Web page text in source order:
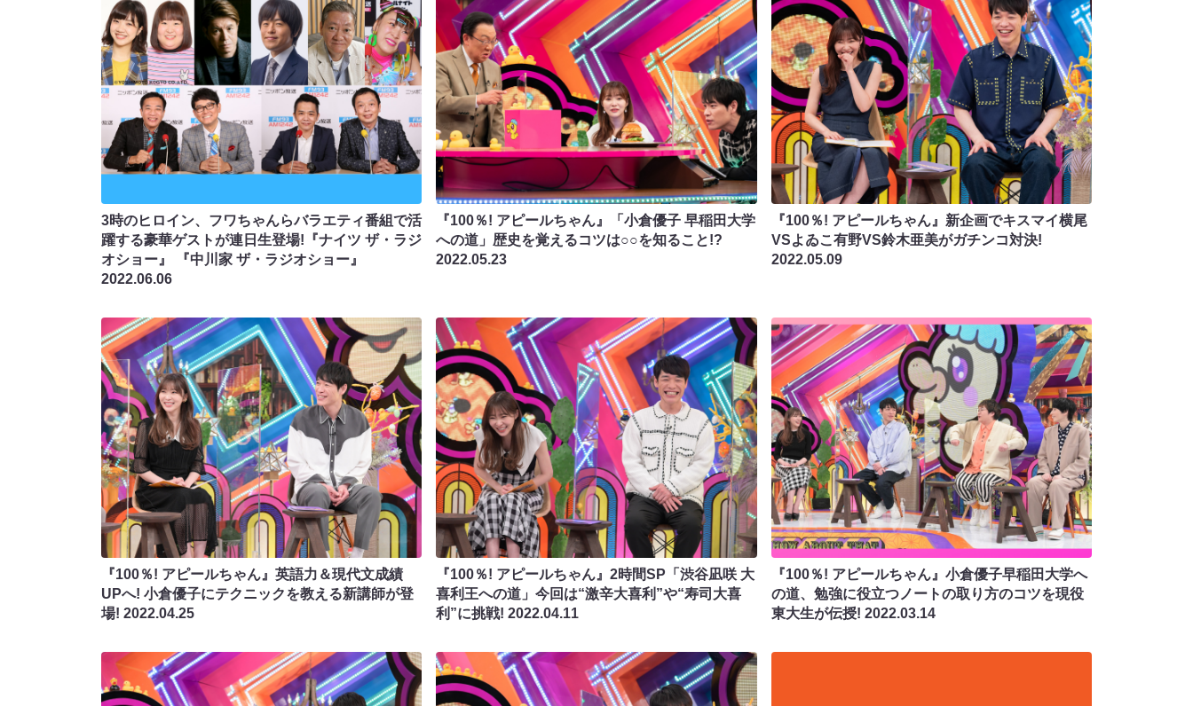
3時のヒロイン、フワちゃんらバラエティ番組で活
躍する豪華ゲストが連日生登場!『ナイツ ザ・ラジ
オショー』 『中川家 ザ・ラジオショー』
2022.06.06
『100％! アピールちゃん』「小倉優子 早稲田大学
への道」歴史を覚えるコツは○○を知ること!?
2022.05.23
『100％! アピールちゃん』新企画でキスマイ横尾
VSよゐこ有野VS鈴木亜美がガチンコ対決!
2022.05.09
『100％! アピールちゃん』英語力＆現代文成績
UPへ! 小倉優子にテクニックを教える新講師が登
場! 2022.04.25
『100％! アピールちゃん』2時間SP「渋谷凪咲 大
喜利王への道」今回は“激辛大喜利”や“寿司大喜
利”に挑戦!2022.04.11
『100％! アピールちゃん』小倉優子早稲田大学へ
の道、勉強に役立つノートの取り方のコツを現役
東大生が伝授! 2022.03.14